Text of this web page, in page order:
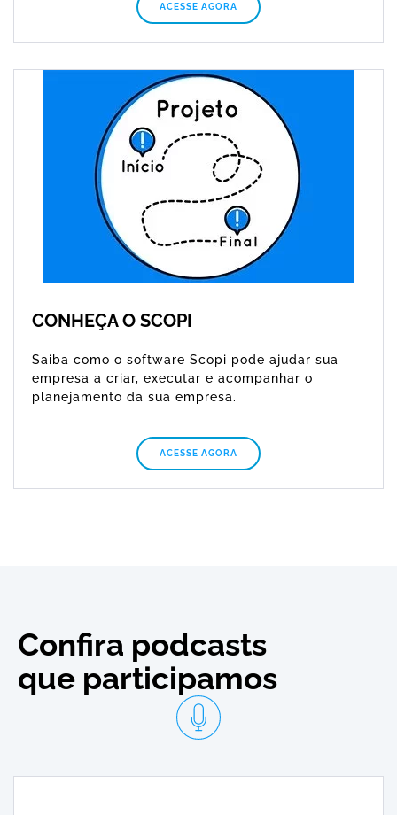
ACESSE AGORA
CONHEÇA O SCOPI
Saiba como o software Scopi pode ajudar sua
empresa a criar, executar e acompanhar o
planejamento da sua empresa.
ACESSE AGORA
Confira podcasts
que participamos